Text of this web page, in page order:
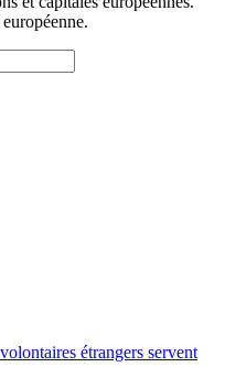
étrangers servent